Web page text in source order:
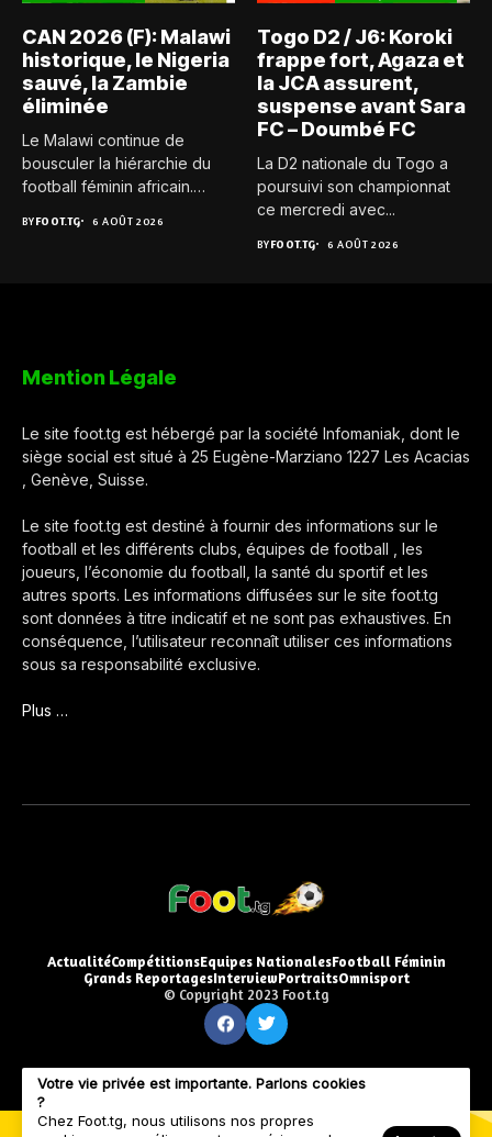
CAN 2026 (F): Malawi
historique, le Nigeria
sauvé, la Zambie
éliminée
Le Malawi continue de
bousculer la hiérarchie du
football féminin africain.
BYFOOT.TG 6 AOÛT 2026
Togo D2 / J6: Koroki
frappe fort, Agaza et
la JCA assurent,
suspense avant Sara
FC – Doumbé FC
La D2 nationale du Togo a
poursuivi son championnat
ce mercredi avec...
BYFOOT.TG 6 AOÛT 2026
Mention Légale
Le site foot.tg est hébergé par la société Infomaniak, dont le
siège social est situé à 25 Eugène-Marziano 1227 Les Acacias
, Genève, Suisse.
Le site foot.tg est destiné à fournir des informations sur le
football et les différents clubs, équipes de football , les
joueurs, l’économie du football, la santé du sportif et les
autres sports. Les informations diffusées sur le site foot.tg
sont données à titre indicatif et ne sont pas exhaustives. En
conséquence, l’utilisateur reconnaît utiliser ces informations
sous sa responsabilité exclusive.
Plus …
ActualitéCompétitionsEquipes NationalesFootball Féminin
Grands ReportagesInterviewPortraitsOmnisport
© Copyright 2023 Foot.tg
Votre vie privée est importante. Parlons cookies
?
Chez Foot.tg, nous utilisons nos propres